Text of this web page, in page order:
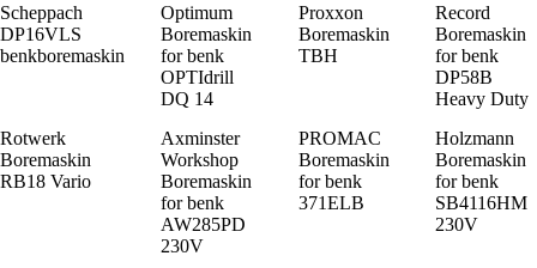
Scheppach
DP16VLS
benkboremaskin
Optimum
Boremaskin
for benk
OPTIdrill
DQ 14
Proxxon
Boremaskin
TBH
Record
Boremaskin
for benk
DP58B
Heavy Duty
Rotwerk
Boremaskin
RB18 Vario
Axminster
Workshop
Boremaskin
for benk
AW285PD
230V
PROMAC
Boremaskin
for benk
371ELB
Holzmann
Boremaskin
for benk
SB4116HM
230V